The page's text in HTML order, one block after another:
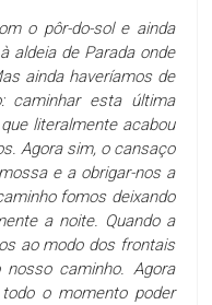
o pôr-do-sol e ainda
aldeia de Parada onde
ainda haveríamos de
caminhar esta última
literalmente acabou
Agora sim, o cansaço
e a obrigar-nos a
fomos deixando
a noite. Quando a
ao modo dos frontais
caminho. Agora
o momento poder